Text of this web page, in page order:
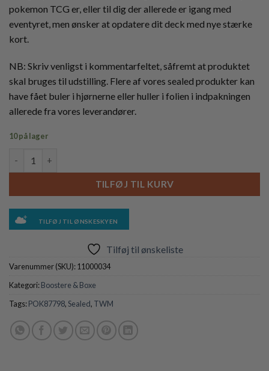
pokemon TCG er, eller til dig der allerede er igang med
eventyret, men ønsker at opdatere dit deck med nye stærke
kort.
NB: Skriv venligst i kommentarfeltet, såfremt at produktet
skal bruges til udstilling. Flere af vores sealed produkter kan
have fået buler i hjørnerne eller huller i folien i indpakningen
allerede fra vores leverandører.
10 på lager
TILFØJ TIL KURV
TILFØJ TIL ØNSKESKYEN
Tilføj til ønskeliste
Varenummer (SKU):11000034
Kategori:Boostere & Boxe
Tags:POK87798,Sealed, TWM